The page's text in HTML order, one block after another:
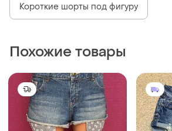
Короткие шорты под фигуру
Похожие товары